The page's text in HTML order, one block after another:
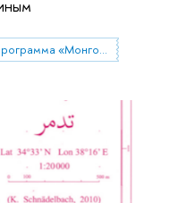
Образовательная программа «Монголия и Тибет»